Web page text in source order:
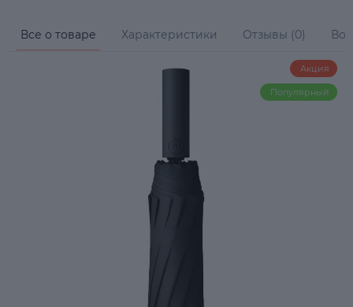
Все о товаре Характеристики Отзывы (0)
Акция
Популярный